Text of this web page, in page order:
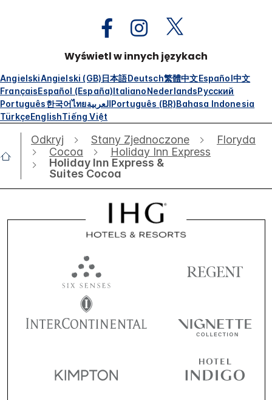
Wyświetl w innych językach
AngielskiAngielski (GB)日本語Deutsch繁體中文Español中文
FrançaisEspañol (España)ItalianoNederlandsРусский
Português한국어ไทยالعربيةPortuguês (BR)Bahasa Indonesia
TürkçeEnglishTiếng Việt
Odkryj Stany Zjednoczone
Floryda
Cocoa
Holiday Inn Express
Holiday Inn Express &
Suites Cocoa